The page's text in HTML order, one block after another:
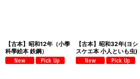
【古本】昭和12年（小學
科學絵本 鉄鋼）
【古本】昭和32年(ヨシ
スケエ本 小人といも虫)